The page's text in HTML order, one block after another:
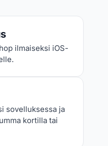
ilmaiseksi iOS-
sovelluksessa ja
kortilla tai